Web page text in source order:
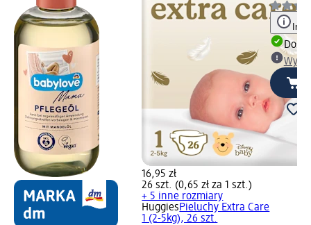
16,95 zł
26 szt. (0,65 zł za 1 szt.)
+ 5 inne rozmiary
HuggiesPieluchy Extra Care
1 (2-5kg), 26 szt.